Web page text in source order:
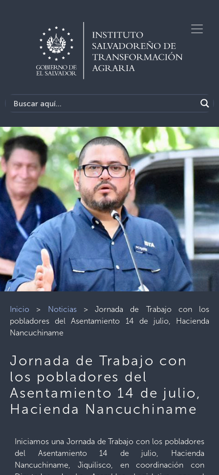
Inicio > Noticias> Jornada de Trabajo con los
pobladores del Asentamiento 14 de julio, Hacienda
Nancuchiname
Jornada de Trabajo con
los pobladores del
Asentamiento 14 de julio,
Hacienda Nancuchiname
Iniciamos una Jornada de Trabajo con los pobladores
del Asentamiento 14 de julio, Hacienda
Nancuchiname, Jiquilisco, en coordinación con